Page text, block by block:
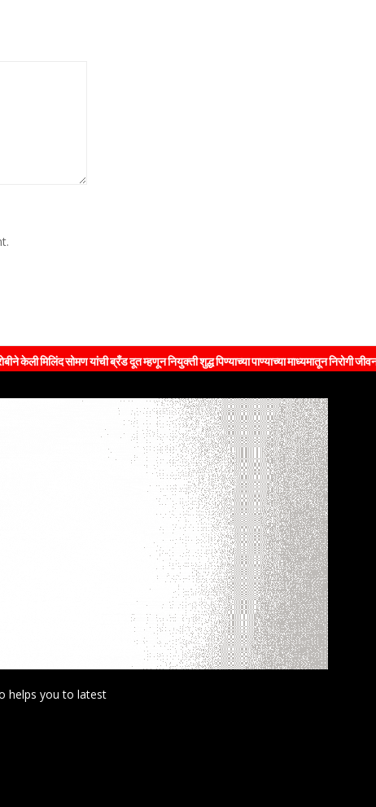
सोमण यांची ब्रँड दूत म्हणून नियुक्ती शुद्ध पिण्याच्या पाण्याच्या माध्यमातून निरोगी जीवनशैलीचा
helps you to latest